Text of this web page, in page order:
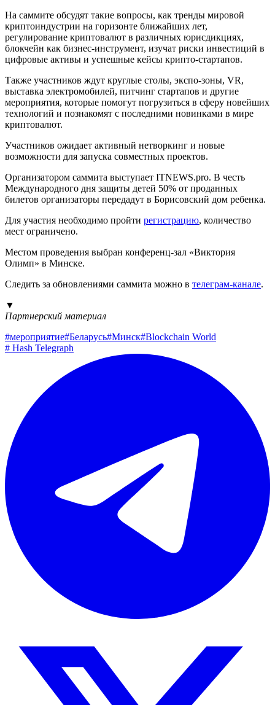
На саммите обсудят такие вопросы, как тренды мировой
криптоиндустрии на горизонте ближайших лет,
регулирование криптовалют в различных юрисдикциях,
блокчейн как бизнес-инструмент, изучат риски инвестиций в
цифровые активы и успешные кейсы крипто-стартапов.
Также участников ждут круглые столы, экспо-зоны, VR,
выставка электромобилей, питчинг стартапов и другие
мероприятия, которые помогут погрузиться в сферу новейших
технологий и познакомят с последними новинками в мире
криптовалют.
Участников ожидает активный нетворкинг и новые
возможности для запуска совместных проектов.
Организатором саммита выступает ITNEWS.pro. В честь
Международного дня защиты детей 50% от проданных
билетов организаторы передадут в Борисовский дом ребенка.
Для участия необходимо пройти регистрацию, количество
мест ограничено.
Местом проведения выбран конференц-зал «Виктория
Олимп» в Минске.
Следить за обновлениями саммита можно в телеграм-канале.
▼
Партнерский материал
#мероприятие#Беларусь#Минск#Blockchain World
# Hash Telegraph